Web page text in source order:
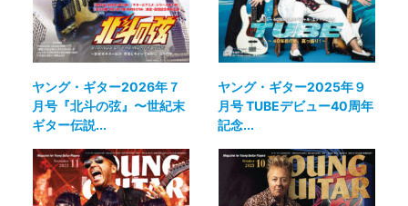
ヤング・ギター2026年７
月号『北斗の弦』〜世紀末
ギター伝説...
ヤング・ギター2025年９
月号 TUBEデビュー40周年
記念...